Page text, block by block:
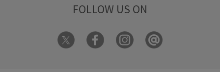
FOLLOW US ON